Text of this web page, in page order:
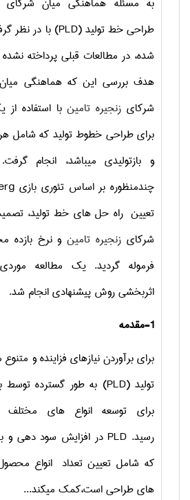
طراحی خط تولید (PLD) با در نظر
شده، در مطالعات قبلی پرداخته
هدف بررسی این که هماهنگی
شرکای زنجیره تامینبا استفاده
برای طراحی خطوط تولید که شامل
و بازتولیدی میباشد، انجام
چندمنظوره بر اساس تئوری بازی
تعیین راه حل های خط تولید،
شرکای زنجیره تامینو نرخ بازده
فرموله گردید. یک مطالعه
اثربخشی روش پیشنهادی انجام شد.
1-مقدمه
برای برآوردن نیازهای فزاینده و
تولید (PLD) به طور گسترده توسط
برای توسعه انواع های
رسید. PLDدر افزایش سود دهی و
که شامل تعیین تعداد انواع
های طراحی است،کمک میکند...